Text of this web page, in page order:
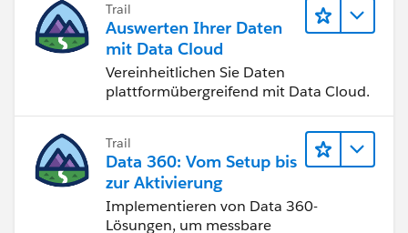
Trail
Auswerten Ihrer Daten
mit Data Cloud
Vereinheitlichen Sie Daten
plattformübergreifend mit Data Cloud.
Trail
Data 360: Vom Setup bis
zur Aktivierung
Implementieren von Data 360-
Lösungen, um messbare